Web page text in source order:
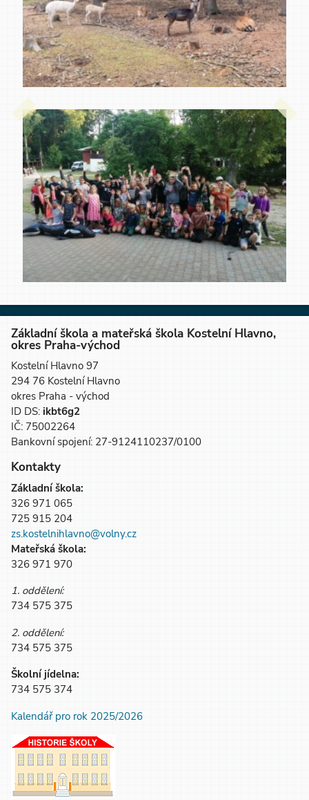
Základní škola a mateřská škola Kostelní Hlavno,
okres Praha-východ
Kostelní Hlavno 97
294 76 Kostelní Hlavno
okres Praha - východ
ID DS:ikbt6g2
IČ: 75002264
Bankovní spojení: 27-9124110237/0100
Kontakty
Základní škola:
326 971 065
725 915 204
zs.kostelnihlavno@volny.cz
Mateřská škola:
326 971 970
1. oddělení:
734 575 375
2. oddělení:
734 575 375
Školní jídelna:
734 575 374
Kalendář pro rok 2025/2026